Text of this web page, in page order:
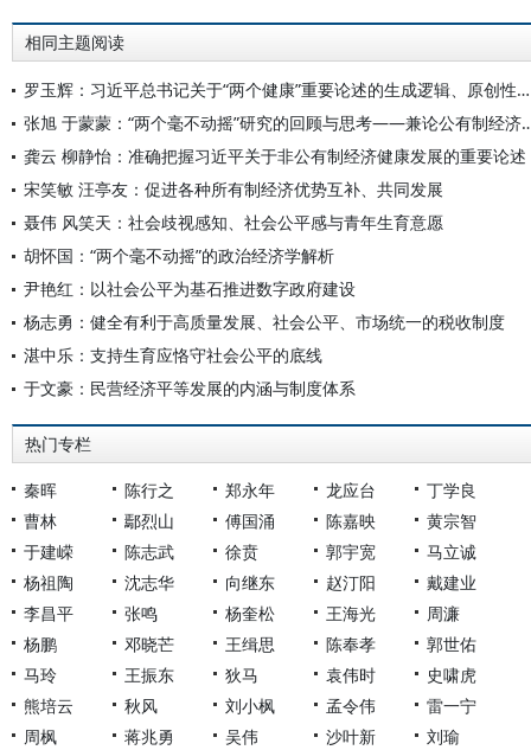
相同主题阅读
罗玉辉：习近平总书记关于“两个健康”重要论述的生成逻辑、原创性贡献及实践指向
张旭 于蒙蒙：“两个毫不动摇”研究的
龚云 柳静怡：准确把握习近平关于非公有制经济健康发展的重要论述
宋笑敏 汪亭友：促进各种所有制经济优势互补、共同发展
聂伟 风笑天：社会歧视感知、社会公平感与青年生育意愿
胡怀国：“两个毫不动摇”的政治经济学解析
尹艳红：以社会公平为基石推进数字政府建设
杨志勇：健全有利于高质量发展、社会公平、市场统一的税收制度
湛中乐：支持生育应恪守社会公平的底线
于文豪：民营经济平等发展的内涵与制度体系
热门专栏
秦晖 陈行之 郑永年 龙应台
丁学良
曹林
鄢烈山 傅国涌 陈嘉映
黄宗智
于建嵘
陈志武 徐贲 郭宇宽
马立诚
杨祖陶
沈志华 向继东 赵汀阳
戴建业
李昌平
张鸣 杨奎松 王海光
周濂
杨鹏
邓晓芒 王缉思 陈奉孝
郭世佑
马玲
王振东 狄马 袁伟时
史啸虎
熊培云
秋风 刘小枫 孟令伟
雷一宁
周枫
蒋兆勇 吴伟 沙叶新 刘瑜